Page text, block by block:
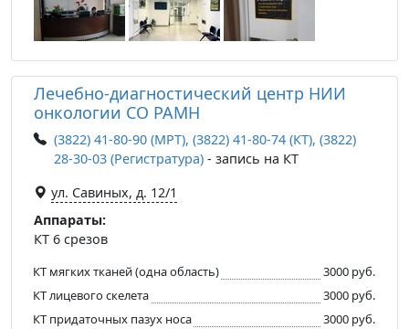
Лечебно-диагностический центр НИИ
онкологии СО РАМН
(3822) 41-80-90 (МРТ), (3822) 41-80-74 (КТ), (3822)
28-30-03 (Регистратура) - запись на КТ
ул. Савиных, д. 12/1
Аппараты:
КТ 6 срезов
КТ мягких тканей (одна область)
3000 руб.
КТ лицевого скелета
3000 руб.
КТ придаточных пазух носа
3000 руб.